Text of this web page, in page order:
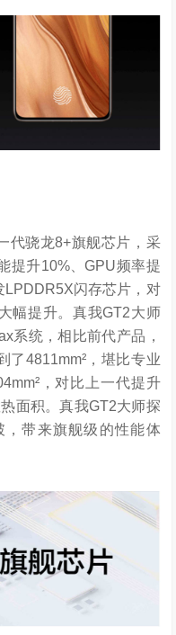
代骁龙8+旗舰芯片，采
提升10%、GPU频率提
LPDDR5X闪存芯片，对
幅提升。真我GT2大师
系统，相比前代产品，
了4811mm²，堪比专业
，对比上一代提升
面积。真我GT2大师探
带来旗舰级的性能体